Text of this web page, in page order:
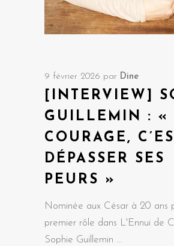
9 février 2026 par Dine
[INTERVIEW]
GUILLEMIN : «
COURAGE,
DÉPASSER SES
PEURS »
Nominée aux César à 20 ans
premier rôle dans L'Ennui de
Sophie Guillemin